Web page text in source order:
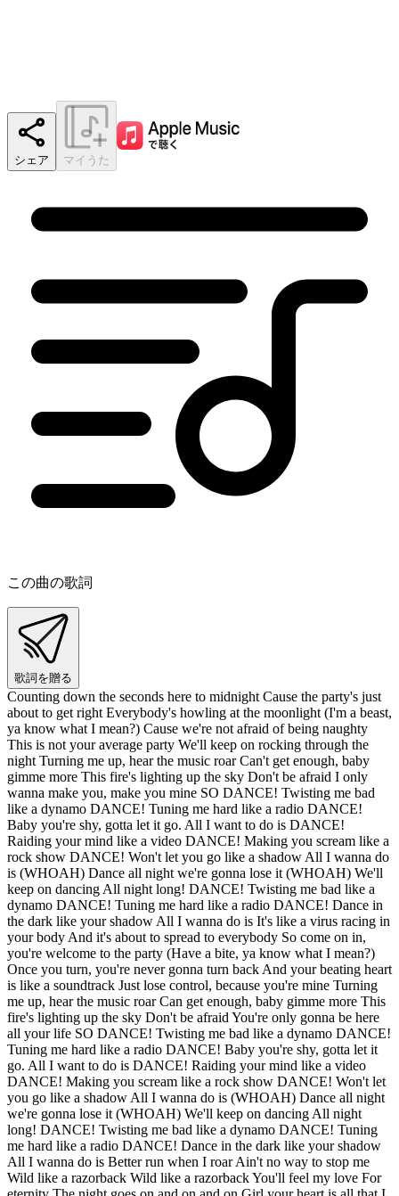
シェア マイうた
この曲の歌詞
歌詞を贈る
Counting down the seconds here to midnight Cause the party's just
about to get right Everybody's howling at the moonlight (I'm a beast,
ya know what I mean?) Cause we're not afraid of being naughty
This is not your average party We'll keep on rocking through the
night Turning me up, hear the music roar Can't get enough, baby
gimme more This fire's lighting up the sky Don't be afraid I only
wanna make you, make you mine SO DANCE! Twisting me bad
like a dynamo DANCE! Tuning me hard like a radio DANCE!
Baby you're shy, gotta let it go. All I want to do is DANCE!
Raiding your mind like a video DANCE! Making you scream like a
rock show DANCE! Won't let you go like a shadow All I wanna do
is (WHOAH) Dance all night we're gonna lose it (WHOAH) We'll
keep on dancing All night long! DANCE! Twisting me bad like a
dynamo DANCE! Tuning me hard like a radio DANCE! Dance in
the dark like your shadow All I wanna do is It's like a virus racing in
your body And it's about to spread to everybody So come on in,
you're welcome to the party (Have a bite, ya know what I mean?)
Once you turn, you're never gonna turn back And your beating heart
is like a soundtrack Just lose control, because you're mine Turning
me up, hear the music roar Can get enough, baby gimme more This
fire's lighting up the sky Don't be afraid You're only gonna be here
all your life SO DANCE! Twisting me bad like a dynamo DANCE!
Tuning me hard like a radio DANCE! Baby you're shy, gotta let it
go. All I want to do is DANCE! Raiding your mind like a video
DANCE! Making you scream like a rock show DANCE! Won't let
you go like a shadow All I wanna do is (WHOAH) Dance all night
we're gonna lose it (WHOAH) We'll keep on dancing All night
long! DANCE! Twisting me bad like a dynamo DANCE! Tuning
me hard like a radio DANCE! Dance in the dark like your shadow
All I wanna do is Better run when I roar Ain't no way to stop me
Wild like a razorback Wild like a razorback You'll feel my love For